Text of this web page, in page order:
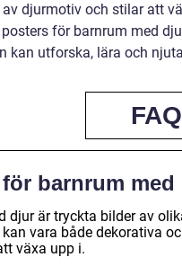
djurmotiv och stilar att
för barnrum med
kan utforska, lära och
FAQ
barnrum
djur är tryckta bilder av
vara både dekorativa
växa upp i.